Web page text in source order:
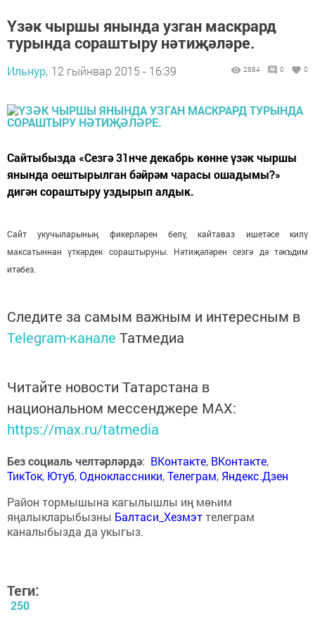
Үзәк чыршы янында узган маскрард
турында сораштыру нәтиҗәләре.
Ильнур, 12 гыйнвар 2015 - 16:39 2884 0 0
Сайтыбызда «Сезгә 31нче декабрь көнне үзәк чыршы
янында оештырылган бәйрәм чарасы ошадымы?»
дигән сораштыру уздырып алдык.
Сайт укучыларының фикерләрен белү, кайтаваз ишетәсе килү
максатыннан үткәрдек сораштыруны. Нәтиҗәләрен сезгә дә тәкъдим
итәбез.
Следите за самым важным и интересным в
Telegram-канале Татмедиа
Читайте новости Татарстана в
национальном мессенджере MАХ:
https://max.ru/tatmedia
Без социаль челтәрләрдә: ВКонтакте, ВКонтакте,
ТикТок, Ютуб,Одноклассники,Телеграм, Яндекс.Дзен
Район тормышына кагылышлы иң мөһим
яңалыкларыбызны Балтаси_Хезмэттелеграм
каналыбызда да укыгыз.
Теги:
250